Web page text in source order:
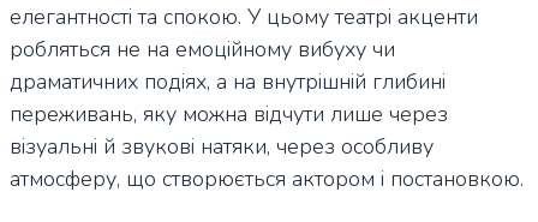
елегантності та спокою. У цьому театрі акценти
робляться не на емоційному вибуху чи
драматичних подіях, а на внутрішній глибині
переживань, яку можна відчути лише через
візуальні й звукові натяки, через особливу
атмосферу, що створюється актором і постановкою.